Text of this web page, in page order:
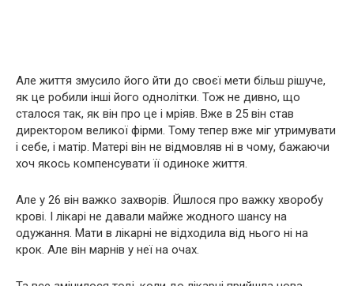
Але життя змусило його йти до своєї мети більш рішуче,
як це робили інші його однолітки. Тож не дивно, що
сталося так, як він про це і мріяв. Вже в 25 він став
директором великої фірми. Тому тепер вже міг утримувати
і себе, і матір. Матері він не відмовляв ні в чому, бажаючи
хоч якось компенсувати її одиноке життя.
Але у 26 він важко захворів. Йшлося про важку хворобу
кpові. І лікарі не давали майже жодного шансу на
одужання. Мати в лікарні не відходила від нього ні на
крок. Але він марнів у неї на очах.